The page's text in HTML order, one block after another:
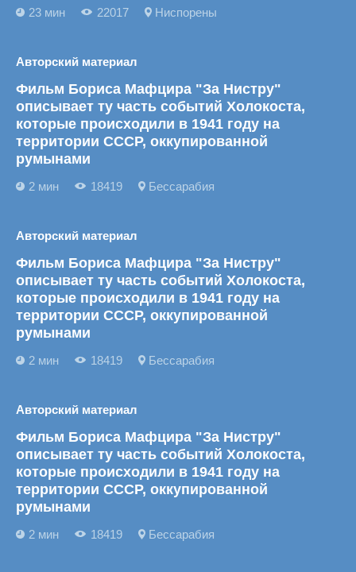
23 мин 22017 Ниспорены
Авторский материал
Фильм Бориса Мафцира "За Нистру"
описывает ту часть событий Холокоста,
которые происходили в 1941 году на
территории СССР, оккупированной
румынами
2 мин 18419 Бессарабия
Авторский материал
Фильм Бориса Мафцира "За Нистру"
описывает ту часть событий Холокоста,
которые происходили в 1941 году на
территории СССР, оккупированной
румынами
2 мин 18419 Бессарабия
Авторский материал
Фильм Бориса Мафцира "За Нистру"
описывает ту часть событий Холокоста,
которые происходили в 1941 году на
территории СССР, оккупированной
румынами
2 мин 18419 Бессарабия